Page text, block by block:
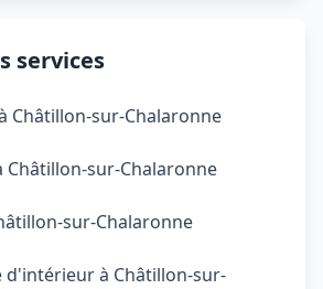
services
Châtillon-sur-Chalaronne
Châtillon-sur-Chalaronne
sur-Chalaronne
d'intérieur à Châtillon-sur-